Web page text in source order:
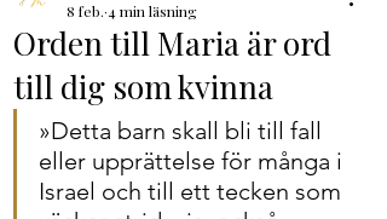
Orden till Maria är ord
till dig som kvinna
8 feb. 4 min läsning
»Detta barn skall bli till fall
eller upprättelse för många i
Israel och till ett tecken som